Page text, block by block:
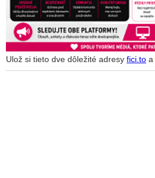
Ulož si tieto dve dôležité adresy fici.to a